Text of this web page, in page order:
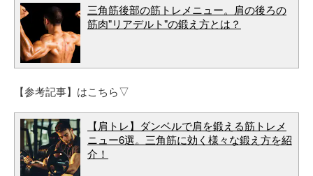
三角筋後部の筋トレメニュー。肩の後ろの
筋肉"リアデルト"の鍛え方とは？
【参考記事】はこちら▽
【肩トレ】ダンベルで肩を鍛える筋トレメ
ニュー6選。三角筋に効く様々な鍛え方を紹
介！